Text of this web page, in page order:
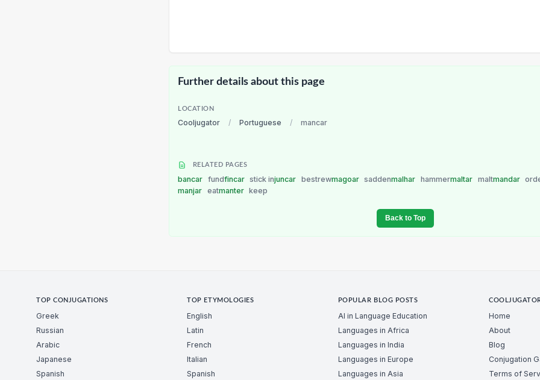
Further details about this page
LOCATION
Cooljugator / Portuguese / mancar
RELATED PAGES
bancar fundfincar stick injuncar bestrewmagoar saddenmalhar hammermaltar maltmandar
manjar eatmanter keep
Back to Top
TOP CONJUGATIONS
Greek
Russian
Arabic
Japanese
Spanish
TOP ETYMOLOGIES
English
Latin
French
Italian
Spanish
POPULAR BLOG POSTS
AI in Language Education
Languages in Africa
Languages in India
Languages in Europe
Languages in Asia
Home
About
Blog
Conjugation
Terms of